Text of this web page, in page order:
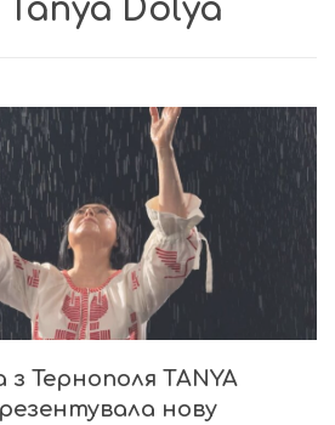
Tanya Dolya
з Тернополя TANYA
нову